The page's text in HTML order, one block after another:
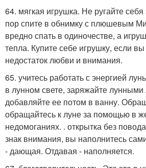
64. мягкая игрушка. Не ругайте
пор спите в обнимку с плюшевым
вредно спать в одиночестве, а
тепла. Купите себе игрушку, если вы
недостаток любви и внимания.
65. учитесь работать с энергией
в лунном свете, заряжайте
добавляйте ее потом в ванну.
обращайтесь к луне за помощью в
недомоганиях. . открытка без
знак внимания, вы наполнитесь
- дающая. Отдавая - наполняется.